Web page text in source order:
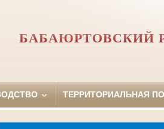
БАБАЮРТОВСКИЙ
ТЕРРИТОРИАЛЬНАЯ